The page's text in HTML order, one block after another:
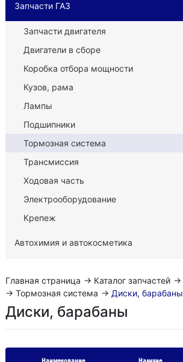
Запчасти ГАЗ
Запчасти двигателя
Двигатели в сборе
Коробка отбора мощности
Кузов, рама
Лампы
Подшипники
Тормозная система
Трансмиссия
Ходовая часть
Электрооборудование
Крепеж
Автохимия и автокосметика
Главная страница → Каталог запчастей →
→ Тормозная система → Диски, барабаны
Диски, барабаны